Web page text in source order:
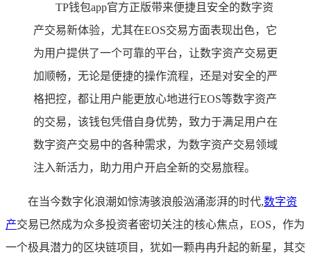
TP钱包app官方正版带来便捷且安全的数字资
产交易新体验，尤其在EOS交易方面表现出色，它
为用户提供了一个可靠的平台，让数字资产交易更
加顺畅，无论是便捷的操作流程，还是对安全的严
格把控，都让用户能更放心地进行EOS等数字资产
的交易，该钱包凭借自身优势，致力于满足用户在
数字资产交易中的各种需求，为数字资产交易领域
注入新活力，助力用户开启全新的交易旅程。
在当今数字化浪潮如惊涛骇浪般汹涌澎湃的时代,数字资
产交易已然成为众多投资者密切关注的核心焦点，EOS，作为
一个极具潜力的区块链项目，犹如一颗冉冉升起的新星，其交